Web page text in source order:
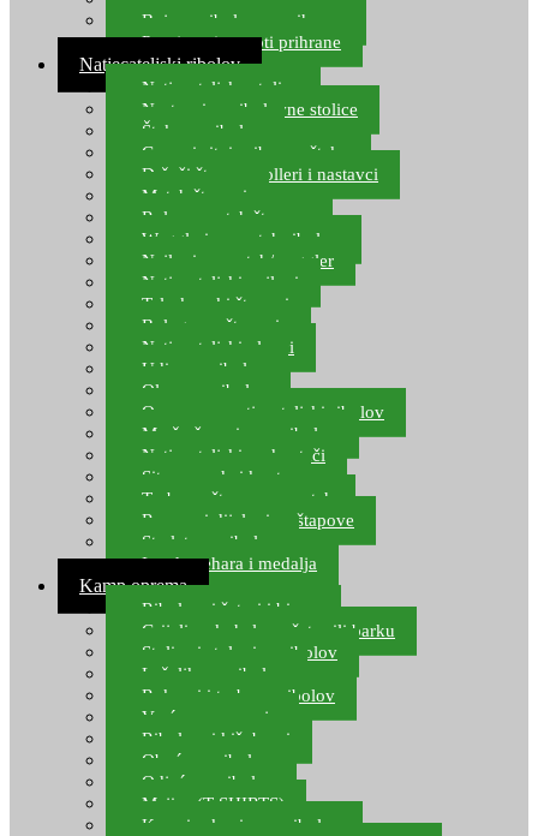
Boje za ribolovnu prihranu
Provjereni recepti prihrane
Natjecateljski ribolov
Natjecateljske stolice
Nastavci za ribolovne stolice
Šteke za ribolov
Gume i sitni pribor za šteku
Držači štapova rolleri i nastavci
Match štapovi
Role za match štapove
Waggleri za match ribolov
Najloni za match/waggler
Natjecateljski najloni
Teleskopski štapovi
Bolognese štapovi
Natjecateljski plovci
Udice za ribolov
Olovo za ribolov
Oprema za natjecateljski ribolov
Mreže čuvarice za ribolov
Natjecateljski podmetači
Sito, posude i kante
Torbe za štapove – match
Rezervni dijelovi za štapove
Starlete za ribolov
Izrada pehara i medalja
Kamp oprema
Ribolovni šatori i bivvy
Grijalice, kuhala za šator ili barku
Stolice i stolovi za ribolov
Ležaljke za ribolov
Ruksaci i torbe za ribolov
Vreće za spavanje
Ribolovni kišobrani
Obuća za ribolov
Odjeća za ribolov
Majice (T-SHIRTS)
Kape i rukavice za ribolov